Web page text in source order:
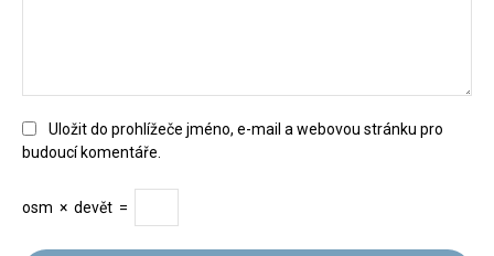
Uložit do prohlížeče jméno, e-mail a webovou stránku pro
budoucí komentáře.
osm × devět =